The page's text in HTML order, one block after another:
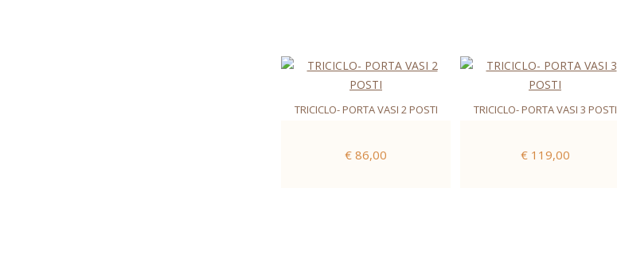
TRICICLO- PORTA VASI 2 POSTI
€ 86,00
TRICICLO- PORTA VASI 3 POSTI
€ 119,00